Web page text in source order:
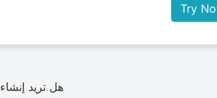
Try
هل تريد